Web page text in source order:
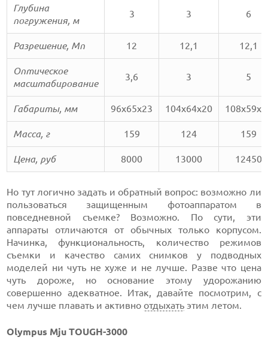
Глубина
погружения, м
3 3 6
Разрешение, Мп 12 12,1 12,1
Оптическое
масштабирование
3,6 3 5
Габариты, мм 96x65x23 104x64x20
Масса, г 159 124 159
Цена, руб 8000 13000 12450
Но тут логично задать и обратный вопрос: возможно ли
пользоваться защищенным фотоаппаратом в
повседневной съемке? Возможно. По сути, эти
аппараты отличаются от обычных только корпусом.
Начинка, функциональность, количество режимов
съемки и качество самих снимков у подводных
моделей ни чуть не хуже и не лучше. Разве что цена
чуть дороже, но основание этому удорожанию
совершенно адекватное. Итак, давайте посмотрим, с
чем лучше плавать и активно отдыхать этим летом.
Olympus Mju TOUGH-3000